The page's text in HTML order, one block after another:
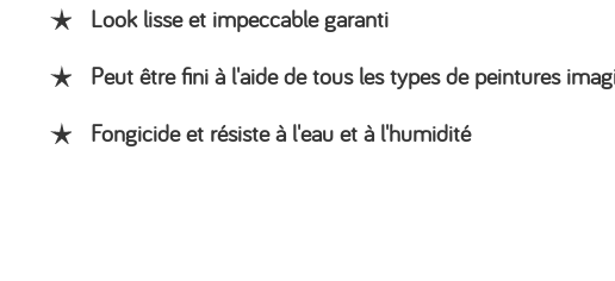
Look lisse et impeccable garanti
Peut être fini à l'aide de tous les types de peintures
Fongicide et résiste à l'eau et à l'humidité